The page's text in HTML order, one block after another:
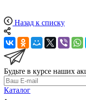
Назад к списку
Будьте в курсе наших
Каталог